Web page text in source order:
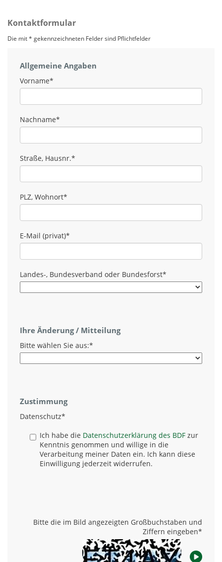
Kontaktformular
Die mit * gekennzeichneten Felder sind Pflichtfelder
Allgemeine Angaben
Vorname*
Nachname*
Straße, Hausnr.*
PLZ, Wohnort*
E-Mail (privat)*
Landes-, Bundesverband oder Bundesforst*
Ihre Änderung / Mitteilung
Bitte wählen Sie aus:*
Zustimmung
Datenschutz*
Ich habe die Datenschutzerklärung des BDF zur
Kenntnis genommen und willige in die
Verarbeitung meiner Daten ein. Ich kann diese
Einwilligung jederzeit widerrufen.
Bitte die im Bild angezeigten Großbuchstaben und
Ziffern eingeben*